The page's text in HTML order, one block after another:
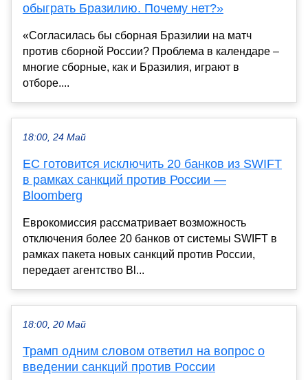
обыграть Бразилию. Почему нет?»
«Согласилась бы сборная Бразилии на матч
против сборной России? Проблема в календаре –
многие сборные, как и Бразилия, играют в
отборе....
18:00, 24 Май
ЕС готовится исключить 20 банков из SWIFT
в рамках санкций против России —
Bloomberg
Еврокомиссия рассматривает возможность
отключения более 20 банков от системы SWIFT в
рамках пакета новых санкций против России,
передает агентство Bl...
18:00, 20 Май
Трамп одним словом ответил на вопрос о
введении санкций против России